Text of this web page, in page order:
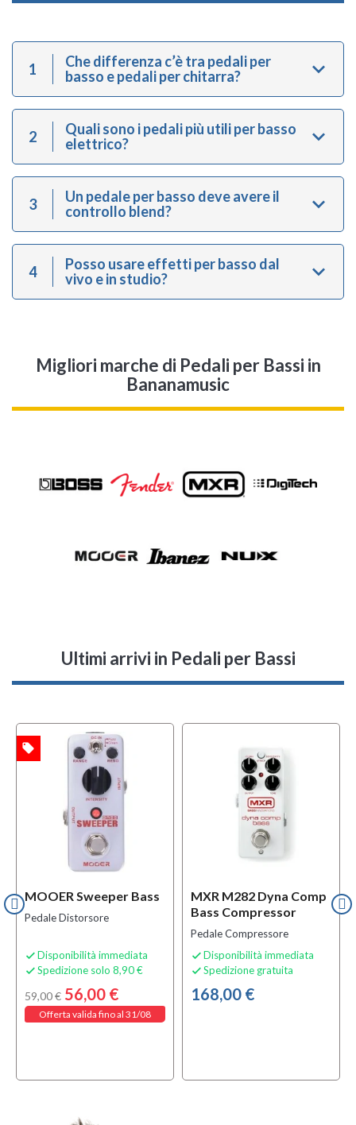
1
Che differenza c’è tra pedali per
basso e pedali per chitarra?
2
Quali sono i pedali più utili per basso
elettrico?
3
Un pedale per basso deve avere il
controllo blend?
4
Posso usare effetti per basso dal
vivo e in studio?
Migliori marche di Pedali per Bassi in
Bananamusic
Ultimi arrivi in Pedali per Bassi
MOOER Sweeper Bass
Pedale Distorsore
 Disponibilità immediata
 Spedizione solo 8,90 €
59,00 € 56,00 €
Offerta valida fino al 31/08
local_offer
MXR M282 Dyna Comp
Bass Compressor
Pedale Compressore
 Disponibilità immediata
 Spedizione gratuita
168,00 €